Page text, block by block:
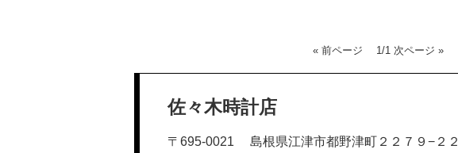
« 前ページ 1/1 次ページ »
佐々木時計店
〒695-0021 島根県江津市都野津町２２７９−２２